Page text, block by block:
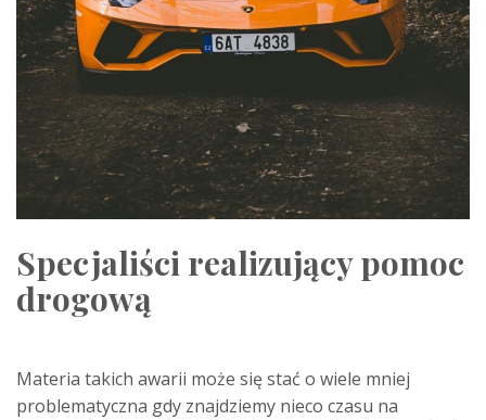
Specjaliści realizujący pomoc
drogową
Materia takich awarii może się stać o wiele mniej
problematyczna gdy znajdziemy nieco czasu na